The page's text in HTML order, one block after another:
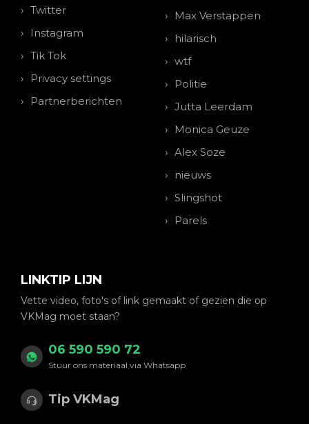
Twitter
Instagram
Tik Tok
Privacy settings
Partnerberichten
Max Verstappen
hilarisch
wtf
Politie
Jutta Leerdam
Monica Geuze
Alex Soze
nieuws
Slingshot
Parels
LINKTIP LIJN
Vette video, foto's of link gemaakt of gezien die op
VKMag moet staan?
06 590 590 72
Stuur ons materiaal via Whatsapp
Tip VKMag